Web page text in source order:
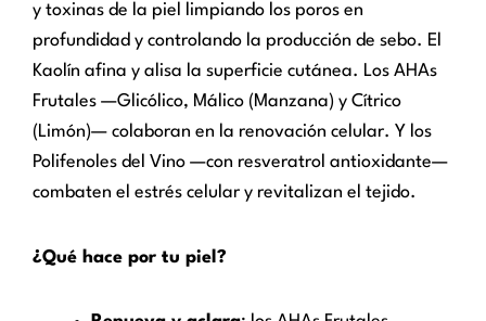
y toxinas de la piel limpiando los poros en
profundidad y controlando la producción de sebo. El
Kaolín afina y alisa la superficie cutánea. Los AHAs
Frutales —Glicólico, Málico (Manzana) y Cítrico
(Limón)— colaboran en la renovación celular. Y los
Polifenoles del Vino —con resveratrol antioxidante—
combaten el estrés celular y revitalizan el tejido.
¿Qué hace por tu piel?